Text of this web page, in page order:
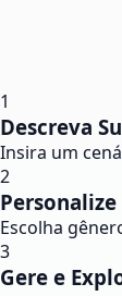
1
Descreva
Insira um
2
Personalize
Escolha
3
Gere e